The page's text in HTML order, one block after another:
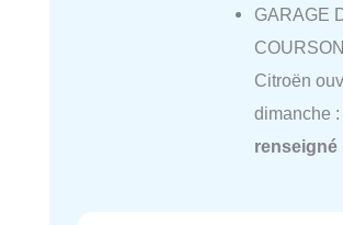
GARAGE
Citroën
dimanche :
renseigné